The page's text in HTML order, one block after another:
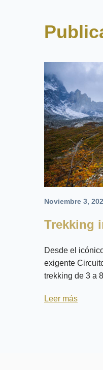
Noviembre 3,
Trekking
Desde el
exigente
trekking de 3 a
Leer más